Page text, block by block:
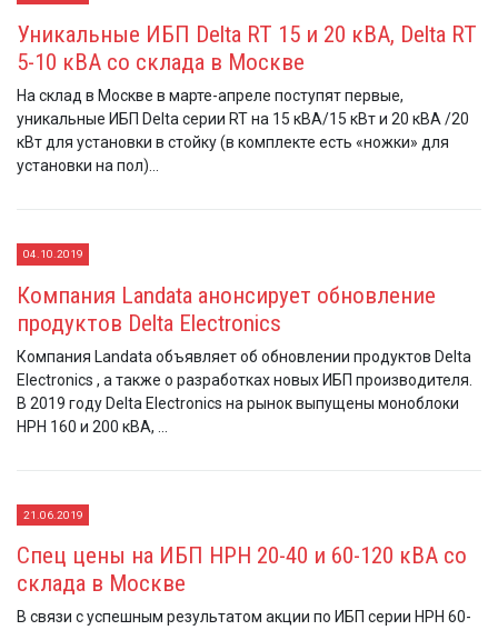
Уникальные ИБП Delta RT 15 и 20 кВА, Delta RT
5-10 кВА со склада в Москве
На склад в Москве в марте-апреле поступят первые,
уникальные ИБП Delta серии RT на 15 кВА/15 кВт и 20 кВА /20
кВт для установки в стойку (в комплекте есть «ножки» для
установки на пол)...
04.10.2019
Компания Landata анонсирует обновление
продуктов Delta Electronics
Компания Landata объявляет об обновлении продуктов Delta
Electronics , а также о разработках новых ИБП производителя.
В 2019 году Delta Electronics на рынок выпущены моноблоки
HPH 160 и 200 кВА, ...
21.06.2019
Спец цены на ИБП HPH 20-40 и 60-120 кВА со
склада в Москве
В связи с успешным результатом акции по ИБП серии HPH 60-